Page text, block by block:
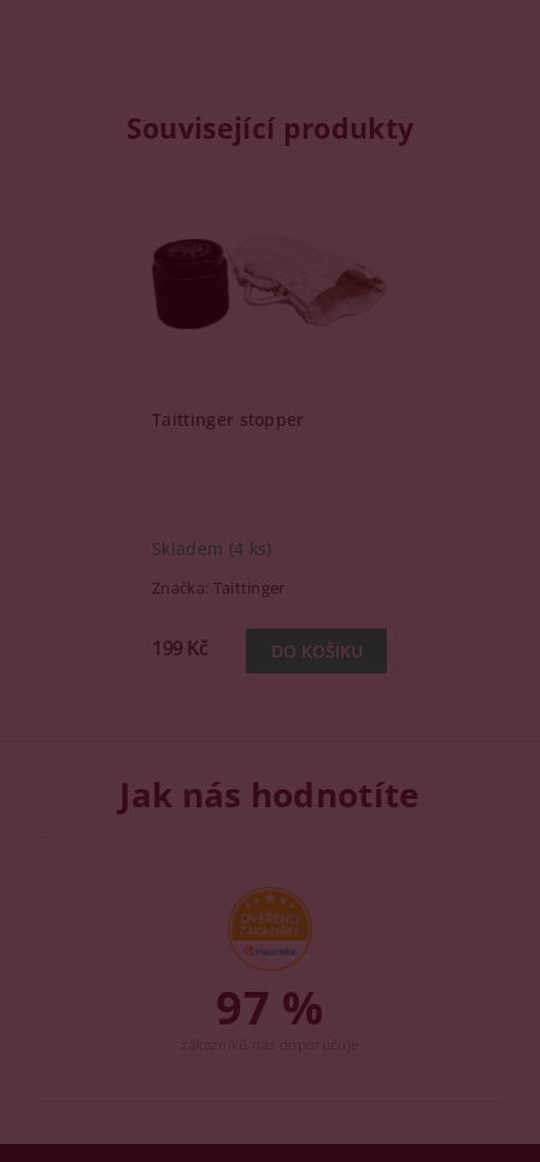
Související produkty
Taittinger stopper
Skladem (4 ks)
Značka: Taittinger
199 Kč
Jak nás hodnotíte
97 %